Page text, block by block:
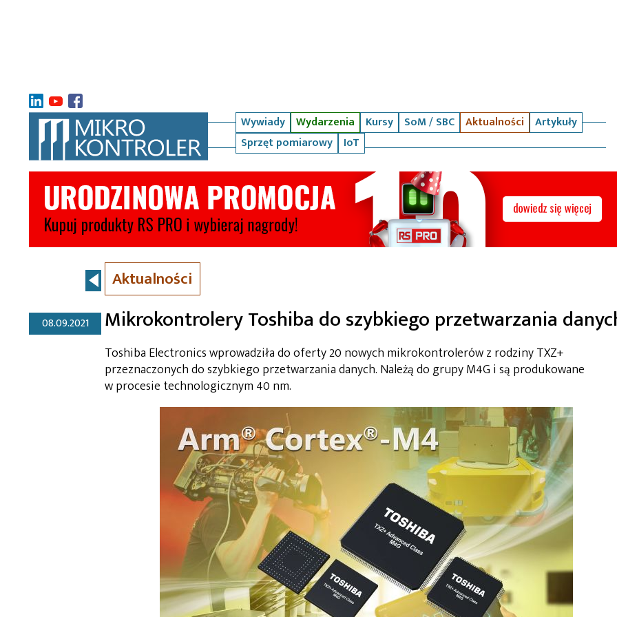
Wywiady Wydarzenia Kursy SoM / SBC Aktualności
Artykuły
Sprzęt pomiarowy
IoT
Aktualności
08.09.2021 Mikrokontrolery Toshiba do szybkiego przetwarzania
Toshiba Electronics wprowadziła do oferty 20 nowych mikrokontrolerów z rodziny TXZ+
przeznaczonych do szybkiego przetwarzania danych. Należą do grupy M4G i są produkowane
w procesie technologicznym 40 nm.